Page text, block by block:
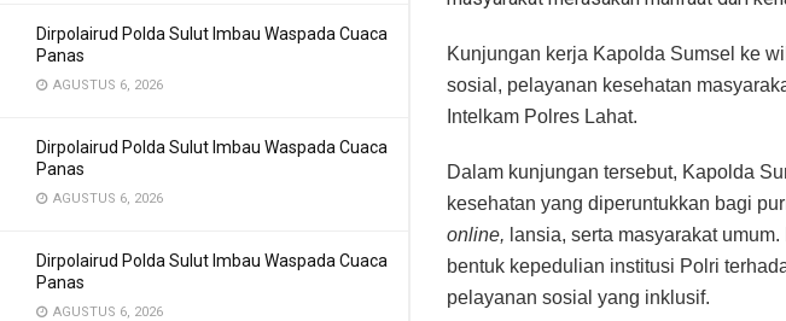
Dirpolairud Polda Sulut Imbau Waspada Cuaca
Panas
AGUSTUS 6, 2026
Dirpolairud Polda Sulut Imbau Waspada Cuaca
Panas
AGUSTUS 6, 2026
Dirpolairud Polda Sulut Imbau Waspada Cuaca
Panas
AGUSTUS 6, 2026
Kunjungan kerja Kapolda Sumsel ke
sosial, pelayanan kesehatan
Intelkam Polres Lahat.
Dalam kunjungan tersebut, Kapolda
kesehatan yang diperuntukkan bagi
online, lansia, serta masyarakat
bentuk kepedulian institusi Polri
pelayanan sosial yang inklusif.